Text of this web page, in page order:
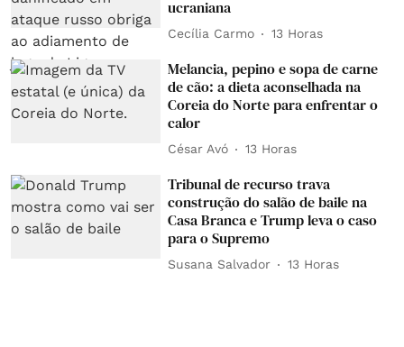
ucraniana
Cecília Carmo 13 Horas
Melancia, pepino e sopa de carne
de cão: a dieta aconselhada na
Coreia do Norte para enfrentar o
calor
César Avó 13 Horas
Tribunal de recurso trava
construção do salão de baile na
Casa Branca e Trump leva o caso
para o Supremo
Susana Salvador 13 Horas